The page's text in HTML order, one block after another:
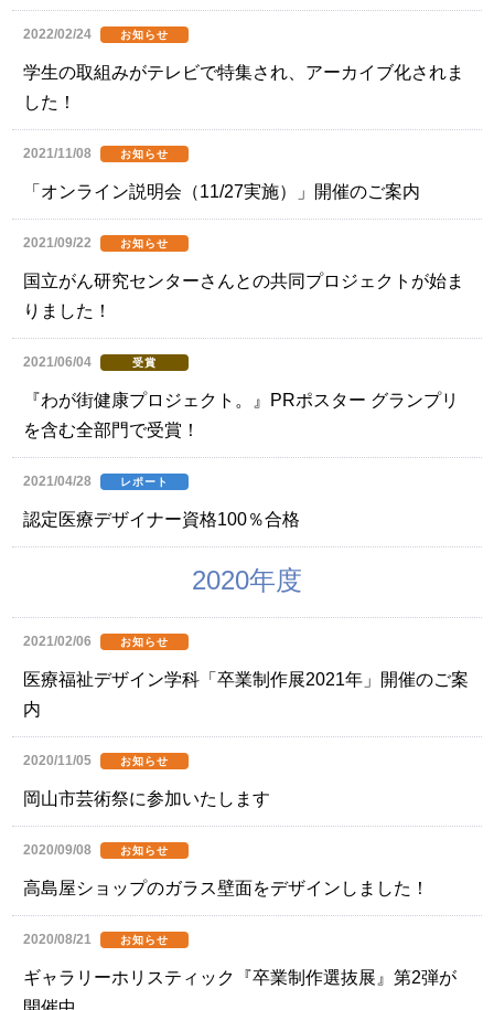
2022/02/24 お知らせ
学生の取組みがテレビで特集され、アーカイブ化されま
した！
2021/11/08 お知らせ
「オンライン説明会（11/27実施）」開催のご案内
2021/09/22 お知らせ
国立がん研究センターさんとの共同プロジェクトが始ま
りました！
2021/06/04 受賞
『わが街健康プロジェクト。』PRポスター グランプリ
を含む全部門で受賞！
2021/04/28 レポート
認定医療デザイナー資格100％合格
2020年度
2021/02/06 お知らせ
医療福祉デザイン学科「卒業制作展2021年」開催のご案
内
2020/11/05 お知らせ
岡山市芸術祭に参加いたします
2020/09/08 お知らせ
高島屋ショップのガラス壁面をデザインしました！
2020/08/21 お知らせ
ギャラリーホリスティック『卒業制作選抜展』第2弾が